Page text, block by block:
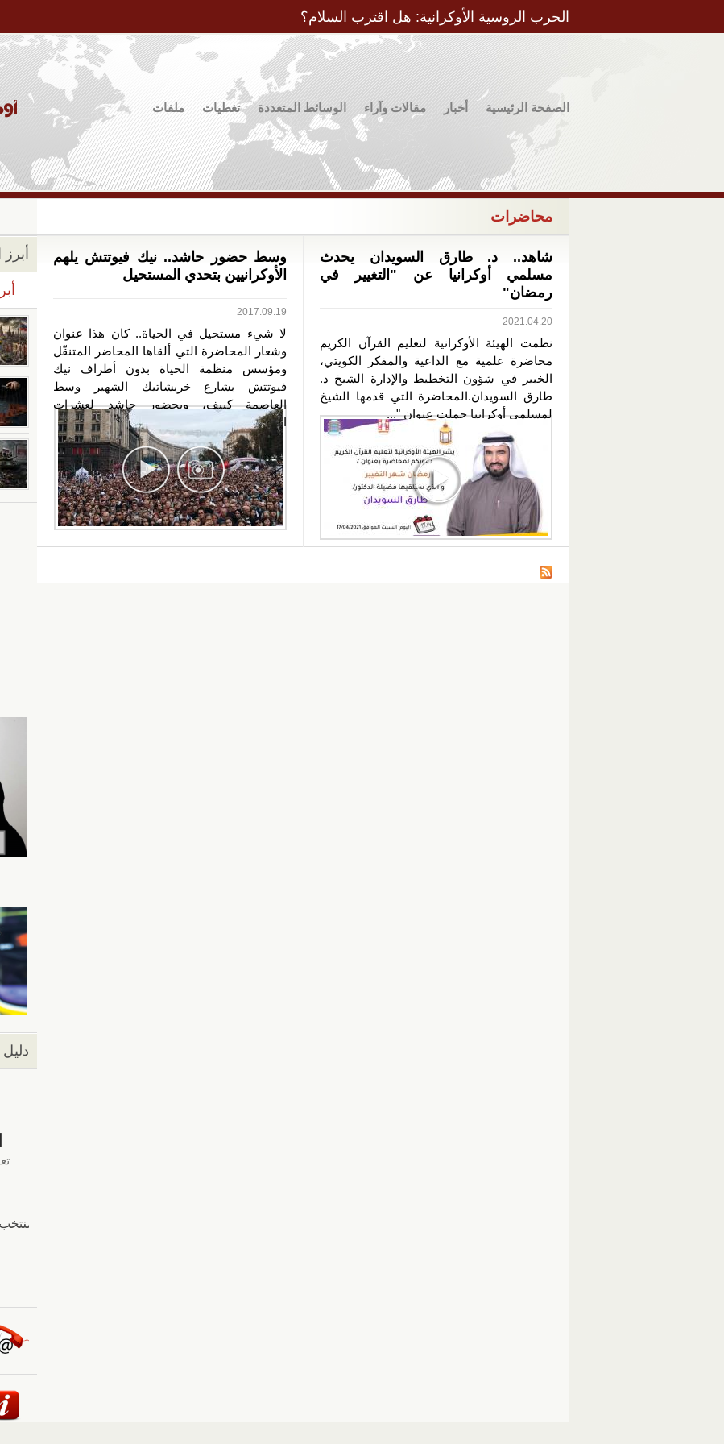
الحرب الروسية الأوكرانية: هل اقترب السلام؟
الصفحة الرئيسية أخبار مقالات وآراء الوسائط المتعددة تغطيات ملفات
محاضرات
شاهد.. د. طارق السويدان يحدث
مسلمي أوكرانيا عن "التغيير في
رمضان"
2021.04.20
نظمت الهيئة الأوكرانية لتعليم القرآن الكريم
محاضرة علمية مع الداعية والمفكر الكويتي،
الخبير في شؤون التخطيط والإدارة الشيخ د.
طارق السويدان.المحاضرة التي قدمها الشيخ
لمسلمي أوكرانيا حملت عنوان "...
وسط حضور حاشد.. نيك فيوتتش يلهم
الأوكرانيين بتحدي المستحيل
2017.09.19
لا شيء مستحيل في الحياة.. كان هذا عنوان
وشعار المحاضرة التي ألقاها المحاضر المتنقّل
ومؤسس منظمة الحياة بدون أطراف نيك
فيوتتش بشارع خريشاتيك الشهير وسط
العاصمة كييف، وبحضور حاشد لعشرات
المواطنين. نيك...
أبرز
دليل